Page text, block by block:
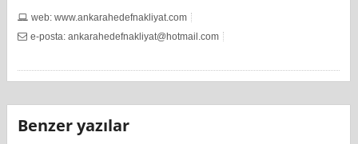
web: www.ankarahedefnakliyat.com
e-posta:ankarahedefnakliyat@hotmail.com
Benzer yazılar